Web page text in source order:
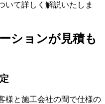
いて詳しく解説いたしま
ションが見積も
様と施工会社の間で仕様の